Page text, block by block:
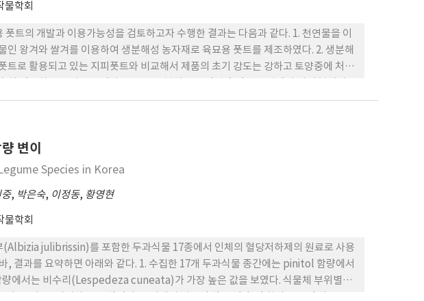
물학회
트의 개발과 이용가능성을 검토하고자 수행한 결과는 다음과 같다. 1. 천연물을 이
인 왕겨와 쌀겨를 이용하여 생분해성 농자재로 육묘용 폿트를 제조하였다. 2. 생분해
트로 활용되고 있는 지피폿트와 비교해서 제품의 초기 강도는 강하고 토양중에 처리
우 작은 조각으로 떨어져 나가서 6주가 경과하였을 경우 45% 이상이 10 mesh 이하
필름에 대한 유해성분 용출시험에서 중금속들이 검출되지 않았고, 국내 친환경 인증
다. 5. 작물을 이용한 토양중 작물생육과 더불어 판단한 실질 분해력 시험에서도 지
적용이 가능할 것으로 사료된다.
변이
Species in Korea
중, 박은숙, 이정동, 황영현
물학회
(Albizia julibrissin)를 포함한 두과식물 17종에서 인체의 혈당저하제의 원료로 사용
결과를 요약하면 아래와 같다. 1. 수집한 17개 두과식물 종간에는 pinitol 함량에서
에서는 비수리(Lespedeza cuneata)가 가장 높은 값을 보였다. 식물체 부위별로